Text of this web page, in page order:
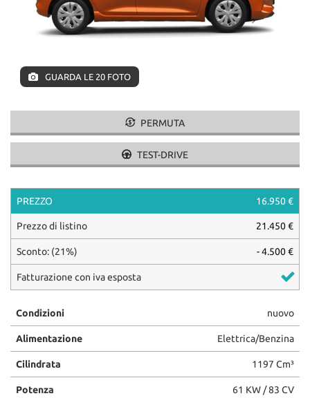
VEICOLI COMMERCIALI E
AUTOCARRI N1
CITROËN
GAMMA SUZUKI
SWIFT
S-CROSS
NOLEGGIO
OFFICINA
RICAMBI
GUARDA LE 20 FOTO
PERMUTA
TEST-DRIVE
PREZZO 16.950 €
Prezzo di listino 21.450 €
Sconto: (21%) - 4.500 €
Fatturazione con iva esposta
Condizioni nuovo
Alimentazione Elettrica/Benzina
Cilindrata 1197 Cm³
Potenza 61 KW / 83 CV
tracciamento
adottiamo
le
funzionalità
attività
seguito
Per
ottenere
maggiori
informazioni
sull'utilità
e
sul
di
strumenti
di
tracciamento
si
rimanda